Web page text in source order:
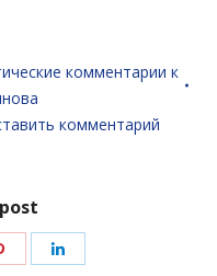
комментарии к
комментарий
Поделиться